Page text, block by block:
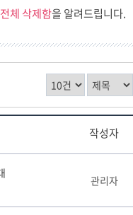
체 삭제함을 알려드립니다.
작성자
관리자